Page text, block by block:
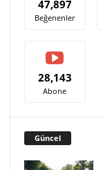
47,897
Beğenenler
28,143
Abone
Güncel